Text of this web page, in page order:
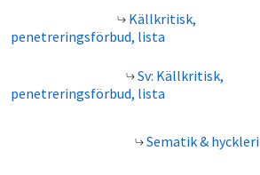
Källkritisk,
penetreringsförbud, lista
Sv: Källkritisk,
penetreringsförbud, lista
Sematik & hyckleri